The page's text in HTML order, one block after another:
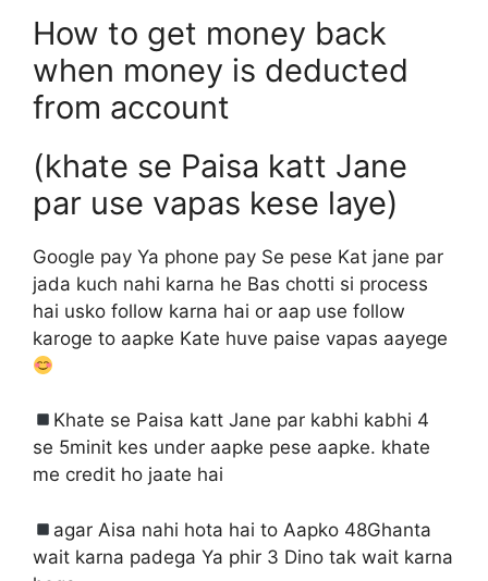
How to get money back
when money is deducted
from account
(khate se Paisa katt Jane
par use vapas kese laye)
Google pay Ya phone pay Se pese Kat jane par
jada kuch nahi karna he Bas chotti si process
hai usko follow karna hai or aap use follow
karoge to aapke Kate huve paise vapas aayege
Khate se Paisa katt Jane par kabhi kabhi 4
se 5minit kes under aapke pese aapke. khate
me credit ho jaate hai
agar Aisa nahi hota hai to Aapko 48Ghanta
wait karna padega Ya phir 3 Dino tak wait karna